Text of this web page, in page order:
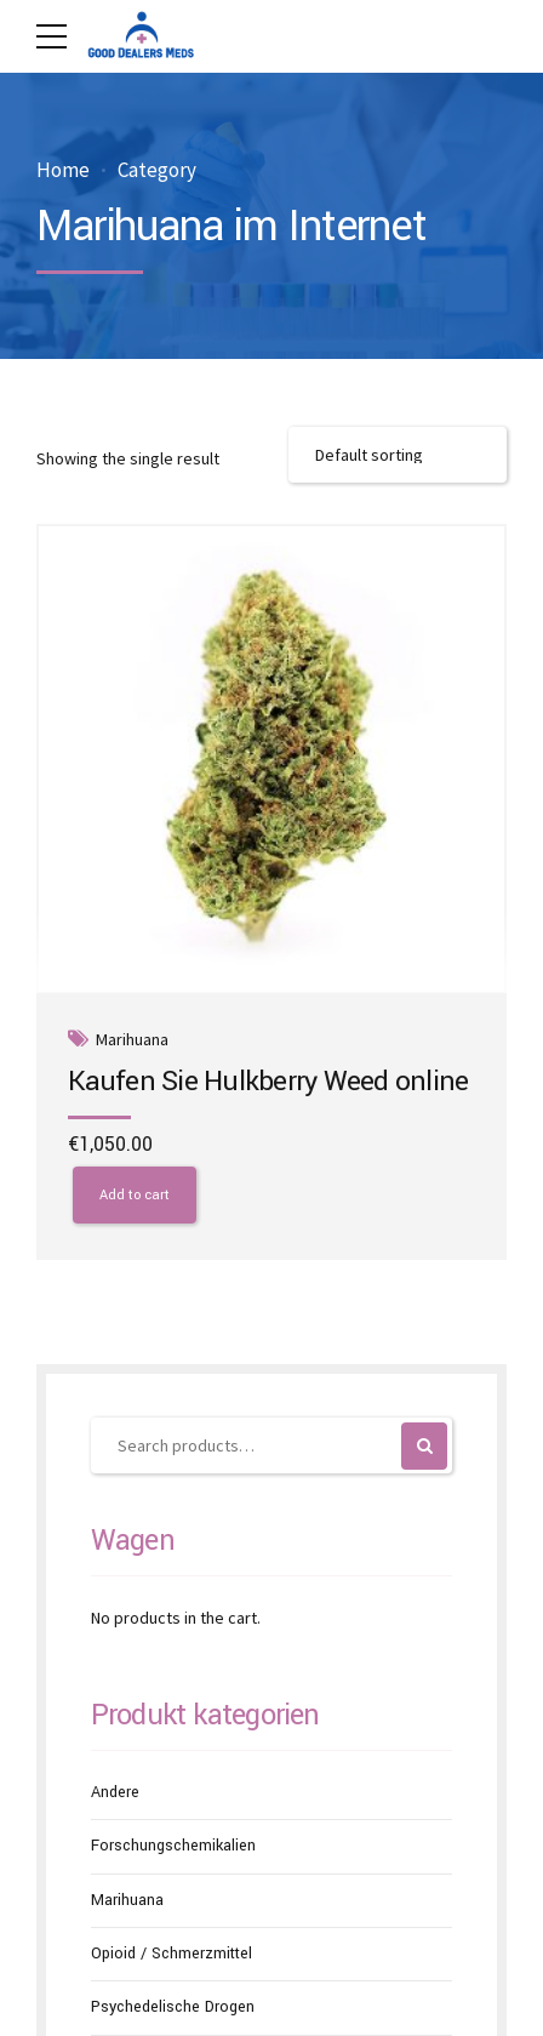
Home Category
Marihuana im Internet
Showing the single result
Marihuana
Kaufen Sie Hulkberry Weed online
€1,050.00
Add to cart
Wagen
No products in the cart.
Produkt kategorien
Andere
Forschungschemikalien
Marihuana
Opioid / Schmerzmittel
Psychedelische Drogen